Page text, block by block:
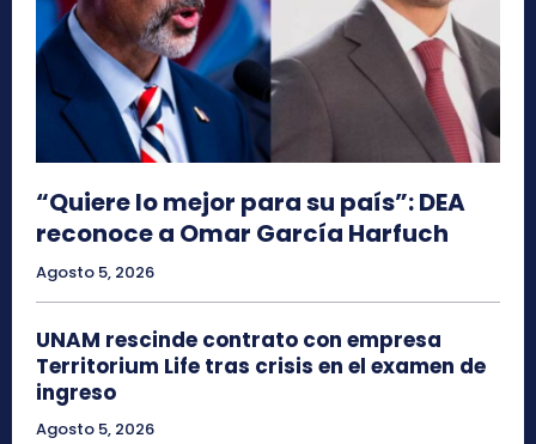
“Quiere lo mejor para su país”: DEA
reconoce a Omar García Harfuch
Agosto 5, 2026
UNAM rescinde contrato con empresa
Territorium Life tras crisis en el examen de
ingreso
Agosto 5, 2026